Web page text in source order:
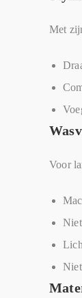
Met
Voor